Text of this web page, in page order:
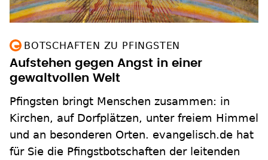
BOTSCHAFTEN ZU PFINGSTEN
Aufstehen gegen Angst in einer
gewaltvollen Welt
Pfingsten bringt Menschen zusammen: in
Kirchen, auf Dorfplätzen, unter freiem Himmel
und an besonderen Orten. evangelisch.de hat
für Sie die Pfingstbotschaften der leitenden